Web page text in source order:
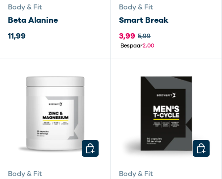
Body & Fit
Beta Alanine
11,99
Body & Fit
Smart Break
3,99 5,99
Bespaar2,00
Body & Fit
KIES MOGELIJKHEDEN
Body & Fit
KIES